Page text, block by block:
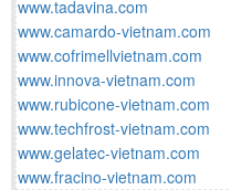
www.tadavina.com
www.camardo-vietnam.com
www.cofrimellvietnam.com
www.innova-vietnam.com
www.rubicone-vietnam.com
www.techfrost-vietnam.com
www.gelatec-vietnam.com
www.fracino-vietnam.com